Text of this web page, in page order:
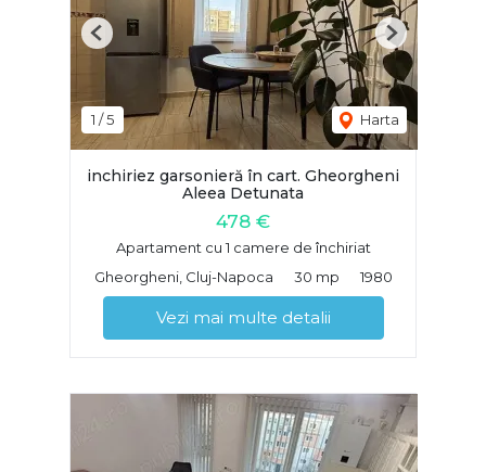
1 /5 Harta
Previous Next
inchiriez garsonieră în cart. Gheorgheni
Aleea Detunata
478 €
Apartament cu 1 camere de închiriat
Gheorgheni, Cluj-Napoca
30 mp 1980
Vezi mai multe detalii